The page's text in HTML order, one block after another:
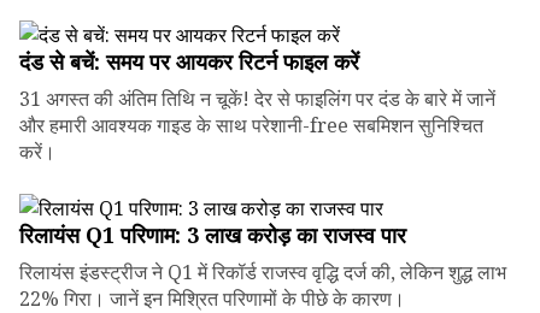
दंड से बचें: समय पर आयकर रिटर्न फाइल करें
31 अगस्त की अंतिम तिथि न चूकें! देर से फाइलिंग पर दंड के बारे में जानें
और हमारी आवश्यक गाइड के साथ परेशानी-free सबमिशन सुनिश्चित
करें।
रिलायंस Q1 परिणाम: ₹3 लाख करोड़ का राजस्व पार
रिलायंस इंडस्ट्रीज ने Q1 में रिकॉर्ड राजस्व वृद्धि दर्ज की, लेकिन शुद्ध लाभ
22% गिरा। जानें इन मिश्रित परिणामों के पीछे के कारण।